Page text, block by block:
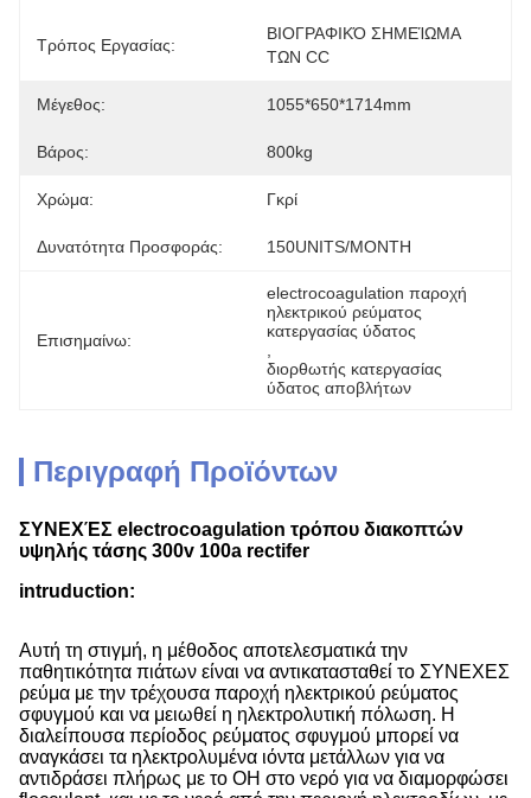
Τρόπος Εργασίας:
ΒΙΟΓΡΑΦΙΚΌ ΣΗΜΕΊΩΜΑ
ΤΩΝ CC
Μέγεθος: 1055*650*1714mm
Βάρος: 800kg
Χρώμα: Γκρί
Δυνατότητα Προσφοράς: 150UNITS/MONTH
Επισημαίνω:
electrocoagulation παροχή
ηλεκτρικού ρεύματος
κατεργασίας ύδατος
διορθωτής κατεργασίας
ύδατος αποβλήτων
Περιγραφή Προϊόντων
ΣΥΝΕΧΈΣ electrocoagulation τρόπου διακοπτών
υψηλής τάσης 300v 100a rectifer
intruduction:
Αυτή τη στιγμή, η μέθοδος αποτελεσματικά την
παθητικότητα πιάτων είναι να αντικατασταθεί το ΣΥΝΕΧΕΣ
ρεύμα με την τρέχουσα παροχή ηλεκτρικού ρεύματος
σφυγμού και να μειωθεί η ηλεκτρολυτική πόλωση. Η
διαλείπουσα περίοδος ρεύματος σφυγμού μπορεί να
αναγκάσει τα ηλεκτρολυμένα ιόντα μετάλλων για να
αντιδράσει πλήρως με το OH στο νερό για να διαμορφώσει